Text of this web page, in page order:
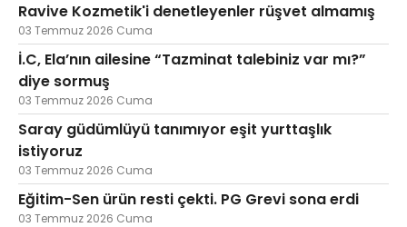
Ravive Kozmetik'i denetleyenler rüşvet almamış
03 Temmuz 2026 Cuma
İ.C, Ela’nın ailesine “Tazminat talebiniz var mı?”
diye sormuş
03 Temmuz 2026 Cuma
Saray güdümlüyü tanımıyor eşit yurttaşlık
istiyoruz
03 Temmuz 2026 Cuma
Eğitim-Sen ürün resti çekti. PG Grevi sona erdi
03 Temmuz 2026 Cuma